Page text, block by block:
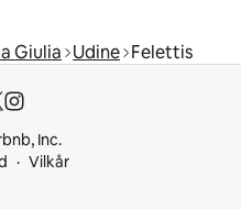
Giulia Udine Felettis
Inc.
Vilkår